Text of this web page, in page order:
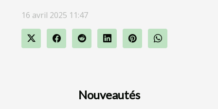
Nouveautés
16 avril 2025 11:47